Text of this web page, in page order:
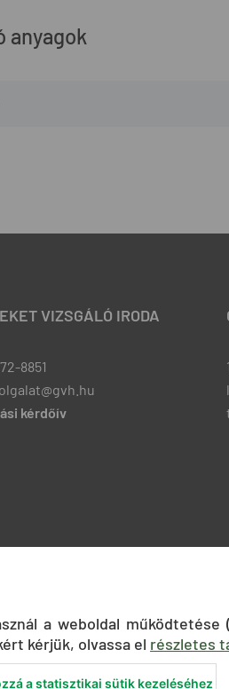
anyagok
VIZSGÁLÓ IRODA
8851
kérdőív
a weboldal
kérjük, olvassa el részletes
a statisztikai sütik kezeléséhez